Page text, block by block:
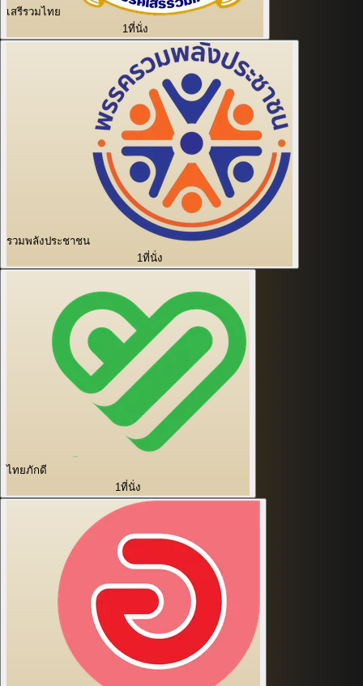
เสรีรวมไทย
1ที่นั่ง
รวมพลังประชาชน
1ที่นั่ง
ไทยภักดี
1ที่นั่ง